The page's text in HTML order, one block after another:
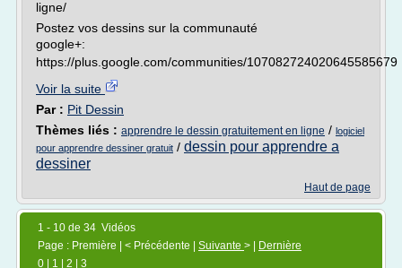
ligne/
Postez vos dessins sur la communauté
google+:
https://plus.google.com/communities/107082724020645585679
Voir la suite
Par : Pit Dessin
Thèmes liés : apprendre le dessin gratuitement en ligne / logiciel
pour apprendre dessiner gratuit / dessin pour apprendre a
dessiner
Haut de page
1 - 10 de 34 Vidéos
Page : Première | < Précédente | Suivante > |
Dernière
0
1 2 3